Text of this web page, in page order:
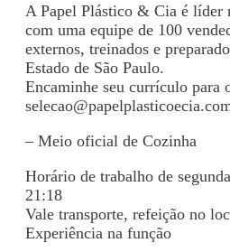
A Papel Plástico & Cia é líder
com uma equipe de 100
externos, treinados e
Estado de São Paulo.
Encaminhe seu currículo para
– Meio oficial de Cozinha
Horário de trabalho de
21:18
Vale transporte, refeição no
Experiência na função